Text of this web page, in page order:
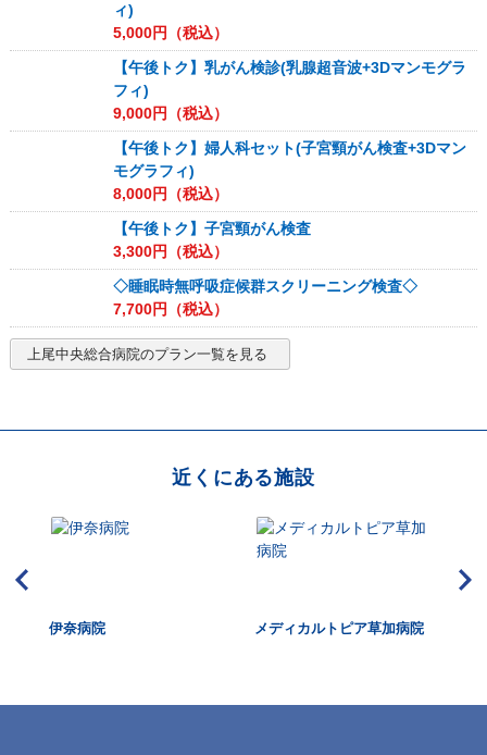
ィ)
5,000円（税込）
【午後トク】乳がん検診(乳腺超音波+3Dマンモグラ
フィ)
9,000円（税込）
【午後トク】婦人科セット(子宮頸がん検査+3Dマン
モグラフィ)
8,000円（税込）
【午後トク】子宮頸がん検査
3,300円（税込）
◇睡眠時無呼吸症候群スクリーニング検査◇
7,700円（税込）
上尾中央総合病院のプラン一覧を見る
近くにある施設
伊奈病院 メディカルトピア草加病院